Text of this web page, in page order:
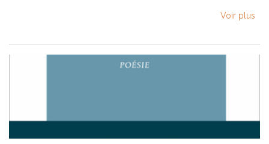
Voir plus